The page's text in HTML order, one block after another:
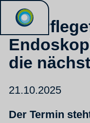
Die
die
21.10.2025
Der Termin